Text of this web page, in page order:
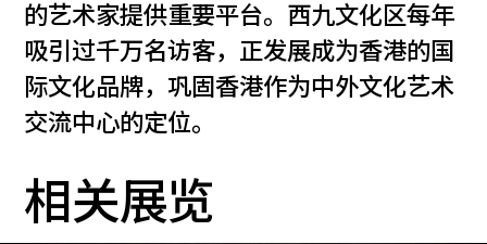
的艺术家提供重要平台。西九文化区每年
吸引过千万名访客，正发展成为香港的国
际文化品牌，巩固香港作为中外文化艺术
交流中心的定位。
相关展览